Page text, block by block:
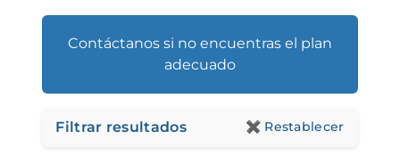
Contáctanos si no encuentras el plan
adecuado
Filtrar resultados ✖Restablecer